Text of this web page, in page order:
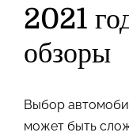
2021
обзоры
Выбор
может быть